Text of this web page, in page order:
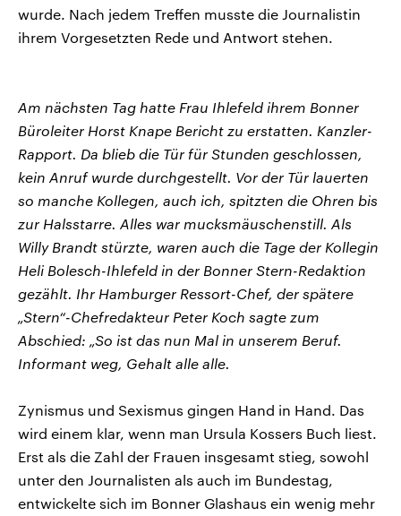
wurde. Nach jedem Treffen musste die Journalistin
ihrem Vorgesetzten Rede und Antwort stehen.
Am nächsten Tag hatte Frau Ihlefeld ihrem Bonner
Büroleiter Horst Knape Bericht zu erstatten. Kanzler-
Rapport. Da blieb die Tür für Stunden geschlossen,
kein Anruf wurde durchgestellt. Vor der Tür lauerten
so manche Kollegen, auch ich, spitzten die Ohren bis
zur Halsstarre. Alles war mucksmäuschenstill. Als
Willy Brandt stürzte, waren auch die Tage der Kollegin
Heli Bolesch-Ihlefeld in der Bonner Stern-Redaktion
gezählt. Ihr Hamburger Ressort-Chef, der spätere
„Stern“-Chefredakteur Peter Koch sagte zum
Abschied: „So ist das nun Mal in unserem Beruf.
Informant weg, Gehalt alle alle.
Zynismus und Sexismus gingen Hand in Hand. Das
wird einem klar, wenn man Ursula Kossers Buch liest.
Erst als die Zahl der Frauen insgesamt stieg, sowohl
unter den Journalisten als auch im Bundestag,
entwickelte sich im Bonner Glashaus ein wenig mehr